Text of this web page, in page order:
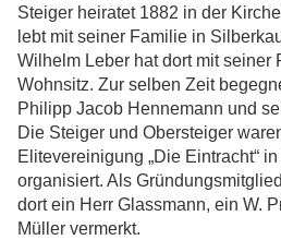
Steiger heiratet 1882 in der
lebt mit seiner Familie in
Wilhelm Leber hat dort mit seiner
Wohnsitz. Zur selben Zeit
Philipp Jacob Hennemann und
Die Steiger und Obersteiger
Elitevereinigung „Die Eintracht“
organisiert. Als
dort ein Herr Glassmann, ein W.
Müller vermerkt.